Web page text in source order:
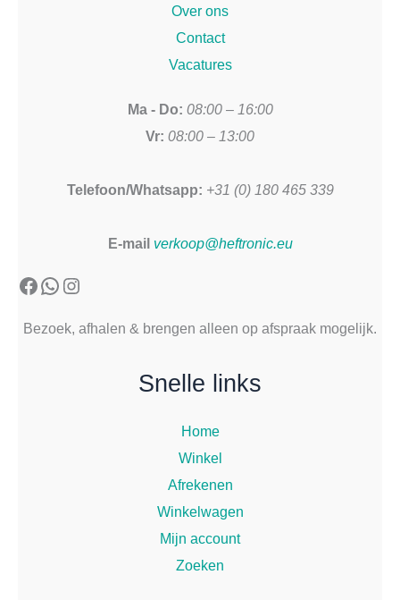
Over ons
Contact
Vacatures
Ma - Do: 08:00 – 16:00
Vr: 08:00 – 13:00
Telefoon/Whatsapp: +31 (0) 180 465 339
E-mail verkoop@heftronic.eu
Facebook
WhatsApp
Instagram
Bezoek, afhalen & brengen alleen op afspraak mogelijk.
Snelle links
Home
Winkel
Afrekenen
Winkelwagen
Mijn account
Zoeken